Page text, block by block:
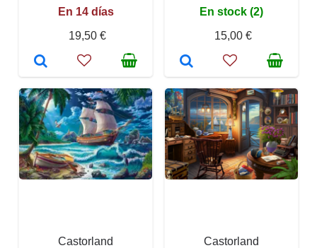
En 14 días
19,50 €
En stock (2)
15,00 €
Castorland
Castorland